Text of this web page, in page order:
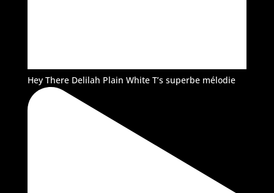
Hey There Delilah Plain White T’s superbe mélodie